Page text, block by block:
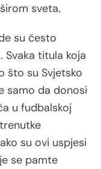
sveta.
su često
Svaka titula koja
što su Svjetsko
samo da donosi
u fudbalskoj
su ovi uspjesi
se pamte